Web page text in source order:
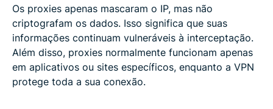
Os proxies apenas mascaram o IP, mas não
criptografam os dados. Isso significa que suas
informações continuam vulneráveis à interceptação.
Além disso, proxies normalmente funcionam apenas
em aplicativos ou sites específicos, enquanto a VPN
protege toda a sua conexão.